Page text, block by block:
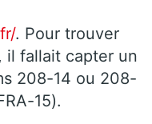
. Pour trouver
il fallait capter un
208-14 ou 208-
15).